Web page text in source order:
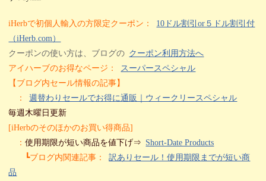
iHerbで初個人輸入の方限定クーポン：
10ドル割引or５ドル割引付
（iHerb.com）
クーポンの使い方は、ブログの クーポン利用方法へ
アイハーブのお得なページ：
スーパースペシャル
【ブログ内セール情報の記事】
：
週替わりセールでお得に通販｜ウィークリースペシャル
毎週木曜日更新
[iHerbのそのほかのお買い得商品]
：使用期限が短い商品を値下げ⇒ Short-Date Products
┗ブログ内関連記事：
訳ありセール！使用期限までが短い商
品